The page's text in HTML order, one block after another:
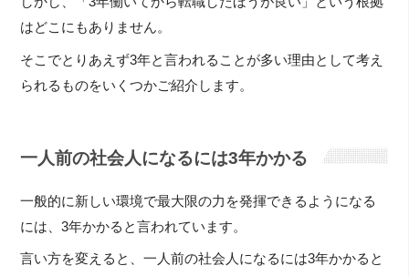
はどこにもありません。
そこでとりあえず3年と言われることが多い理由として考え
られるものをいくつかご紹介します。
一人前の社会人になるには3年かかる
一般的に新しい環境で最大限の力を発揮できるようになる
には、3年かかると言われています。
言い方を変えると、一人前の社会人になるには3年かかると